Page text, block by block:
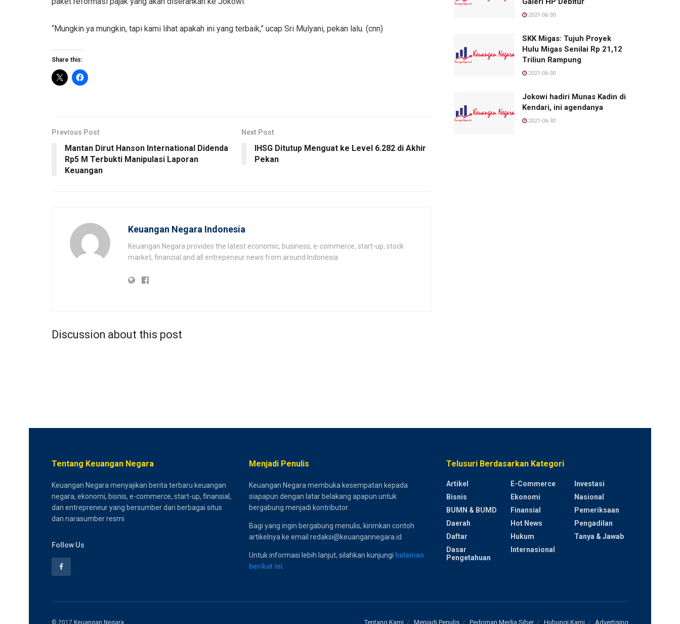
“Mungkin ya mungkin, tapi kami lihat apakah ini yang terbaik,” ucap Sri Mulyani, pekan lalu. (cnn)
Share this:
Previous Post
Mantan Dirut Hanson International Didenda
Rp5 M Terbukti Manipulasi Laporan
Keuangan
Next Post
IHSG Ditutup Menguat ke Level 6.282 di Akhir
Pekan
Keuangan Negara Indonesia
Keuangan Negara provides the latest economic, business, e-commerce, start-up, stock
market, financial and all entrepeneur news from around Indonesia.
Discussion about this post
2021-06-30
SKK Migas: Tujuh Proyek
Hulu Migas Senilai Rp 21,12
Triliun Rampung
2021-06-30
Jokowi hadiri Munas Kadin di
Kendari, ini agendanya
2021-06-30
Tentang Keuangan Negara
Keuangan Negara menyajikan berita terbaru keuangan
negara, ekonomi, bisnis, e-commerce, start-up, finansial,
dan entrepreneur yang bersumber dari berbagai situs
dan narasumber resmi
Follow Us
Menjadi Penulis
Keuangan Negara membuka kesempatan kepada
siapapun dengan latar belakang apapun untuk
bergabung menjadi kontributor.
Bagi yang ingin bergabung menulis, kirimkan contoh
artikelnya ke email redaksi@keuangannegara.id
Untuk informasi lebih lanjut, silahkan kunjungi halaman
berikut ini
Telusuri Berdasarkan Kategori
Artikel
Bisnis
BUMN & BUMD
Daerah
Daftar
Dasar
Pengetahuan
E-Commerce
Ekonomi
Finansial
Hot News
Hukum
Internasional
Investasi
Nasional
Pemeriksaan
Pengadilan
Tanya & Jawab
Tentang Kami Menjadi Penulis Pedoman Media Siber Hubungi Kami Advertising
© 2017 Keuangan Negara